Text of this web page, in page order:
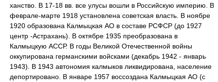
ханство. В 17-18 вв. все улусы вошли в Российскую империю. В
феврале-марте 1918 установлена советская власть. В ноябре
1920 образована Калмыцкая АО в составе РСФСР (до 1927
центр -Астрахань). В октябре 1935 преобразована в
Калмыцкую АССР. В годы Великой Отечественной войны
оккупирована германскими войсками (декабрь 1942 - январь
1943). В 1943 автономия калмыков ликвидирована, население
депортировано. В январе 1957 воссоздана Калмыцкая АО (с